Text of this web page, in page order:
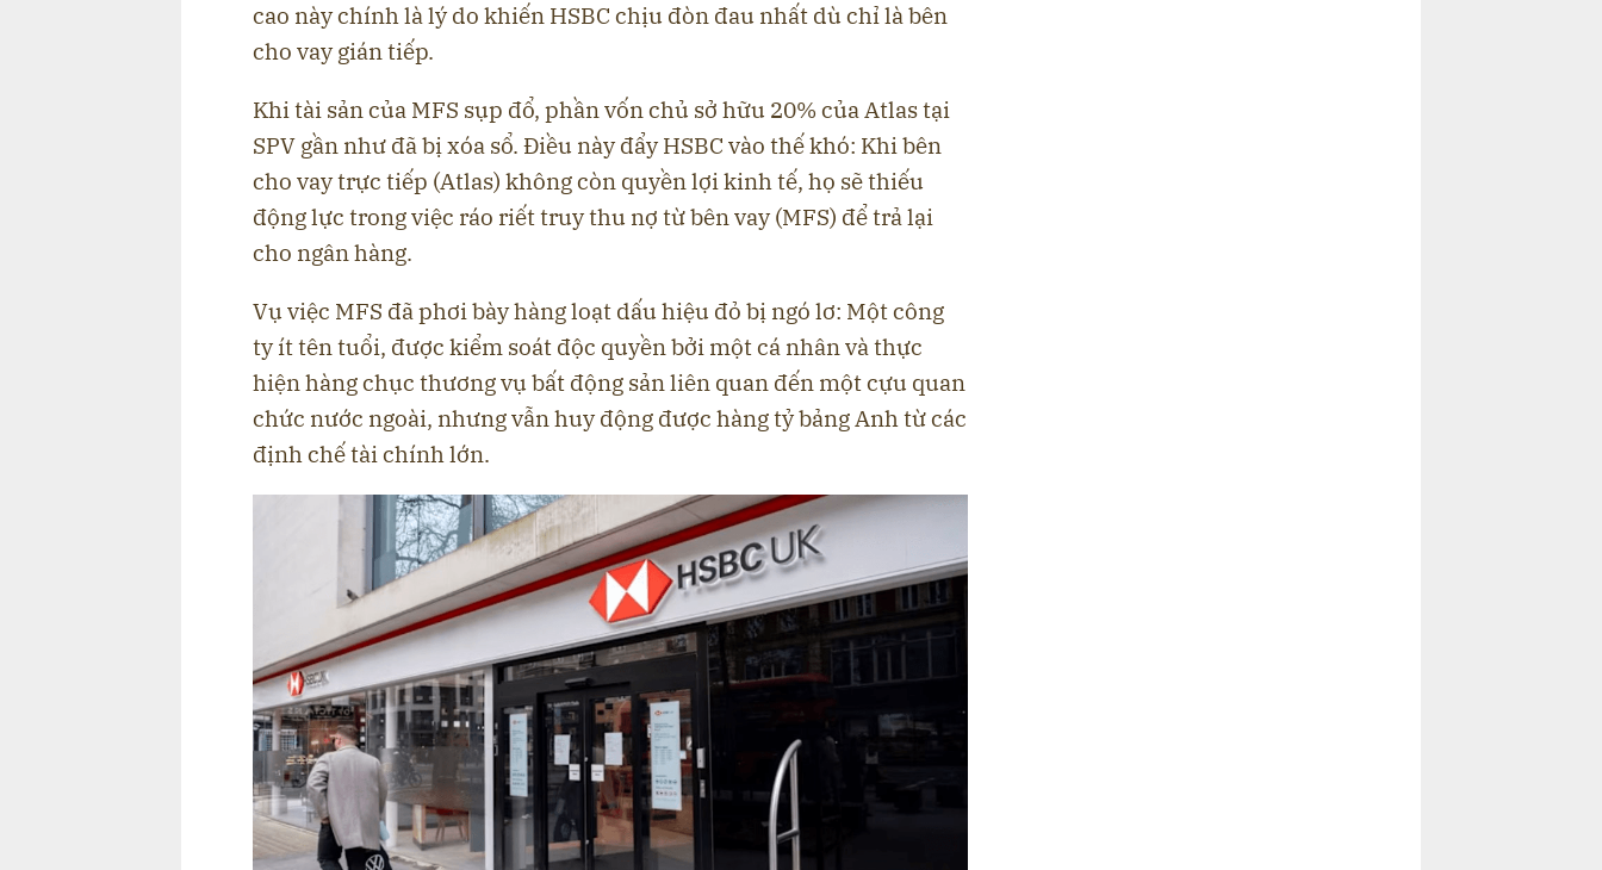
cao này chính là lý do khiến HSBC chịu đòn đau nhất dù chỉ là bên
cho vay gián tiếp.
Khi tài sản của MFS sụp đổ, phần vốn chủ sở hữu 20% của Atlas tại
SPV gần như đã bị xóa sổ. Điều này đẩy HSBC vào thế khó: Khi bên
cho vay trực tiếp (Atlas) không còn quyền lợi kinh tế, họ sẽ thiếu
động lực trong việc ráo riết truy thu nợ từ bên vay (MFS) để trả lại
cho ngân hàng.
Vụ việc MFS đã phơi bày hàng loạt dấu hiệu đỏ bị ngó lơ: Một công
ty ít tên tuổi, được kiểm soát độc quyền bởi một cá nhân và thực
hiện hàng chục thương vụ bất động sản liên quan đến một cựu quan
chức nước ngoài, nhưng vẫn huy động được hàng tỷ bảng Anh từ các
định chế tài chính lớn.